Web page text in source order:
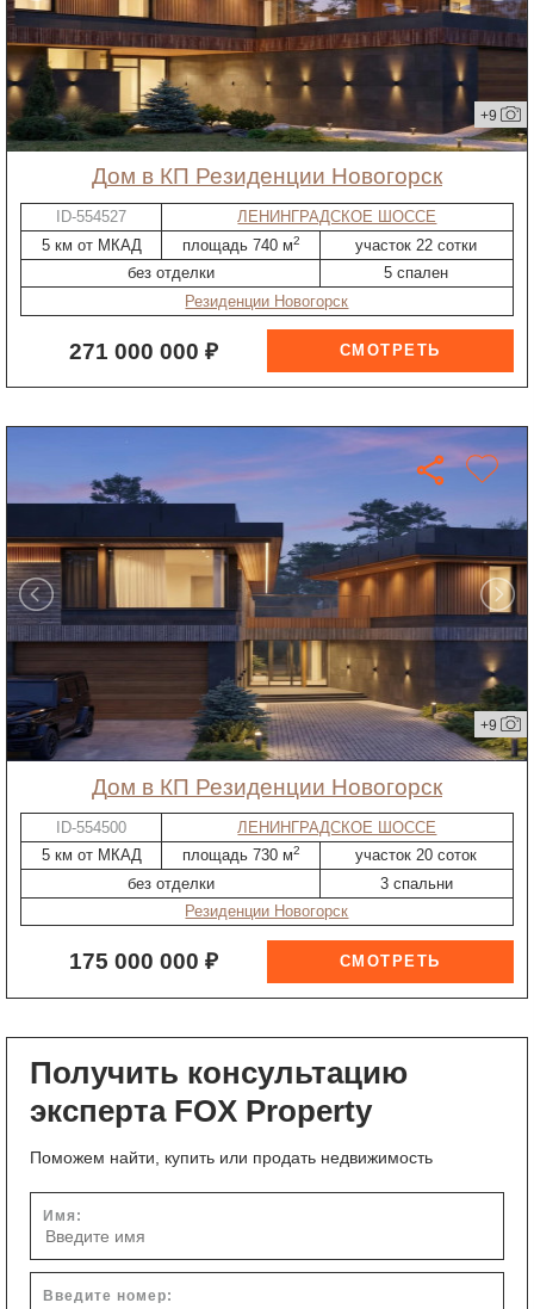
+9
дом в КП Резиденции Новогорск
ID-554527
ЛЕНИНГРАДСКОЕ ШОССЕ
5 км от МКАД
площадь 740 м2
участок 22 сотки
без отделки
5 спален
Резиденции Новогорск
271 000 000 ₽
+9
дом в КП Резиденции Новогорск
ID-554500
ЛЕНИНГРАДСКОЕ ШОССЕ
5 км от МКАД
площадь 730 м2
участок 20 соток
без отделки
3 спальни
Резиденции Новогорск
175 000 000 ₽
Получить консультацию
эксперта FOX Property
Поможем найти, купить или продать недвижимость
Имя:
Введите номер: